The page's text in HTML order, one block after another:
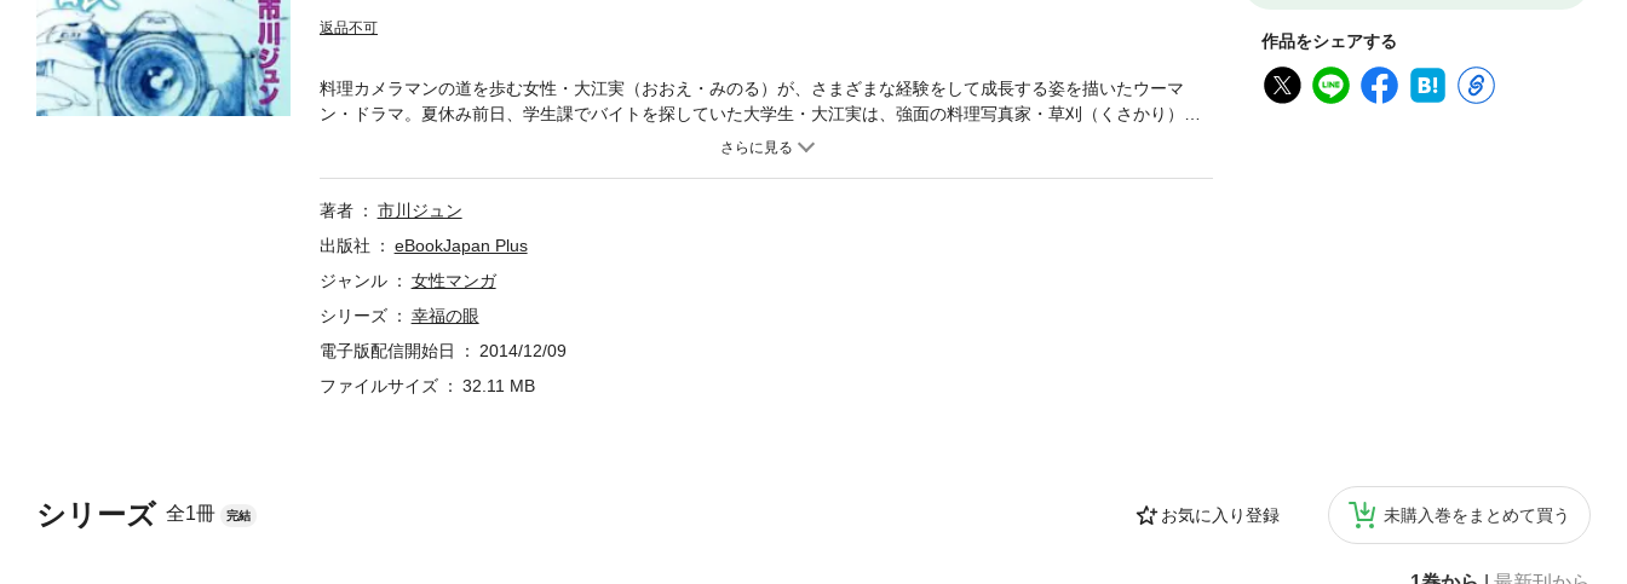
返品不可
作品をシェアする
シリーズ 全1冊 完結 お気に入り登録 未購入巻をまとめて買う
料理カメラマンの道を歩む女性・大江実（おおえ・みのる）が、さまざまな経験をして成長する姿を描いたウーマ
ン・ドラマ。夏休み前日、学生課でバイトを探していた大学生・大江実は、強面の料理写真家・草刈（くさかり）の
助手をする事に。そして草刈の撮影風景に立ち会った実は、料理写真の奥深さを知って興味を持つようになるのだ
著者
市川ジュン
出版社
eBookJapan Plus
ジャンル
女性マンガ
シリーズ
幸福の眼
電子版配信開始日
2014/12/09
ファイルサイズ
32.11 MB